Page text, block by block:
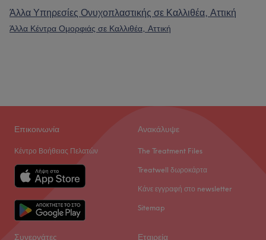
Άλλα Υπηρεσίες Ονυχοπλαστικής σε Καλλιθέα, Αττική
Άλλα Κέντρα Ομορφιάς σε Καλλιθέα, Αττική
Επικοινωνία
Κέντρο Βοήθειας Πελατών
Ανακάλυψε
The Treatment Files
Treatwell δωροκάρτα
Κάνε εγγραφή στο newsletter
Sitemap
Συνεργάτες Εταιρεία